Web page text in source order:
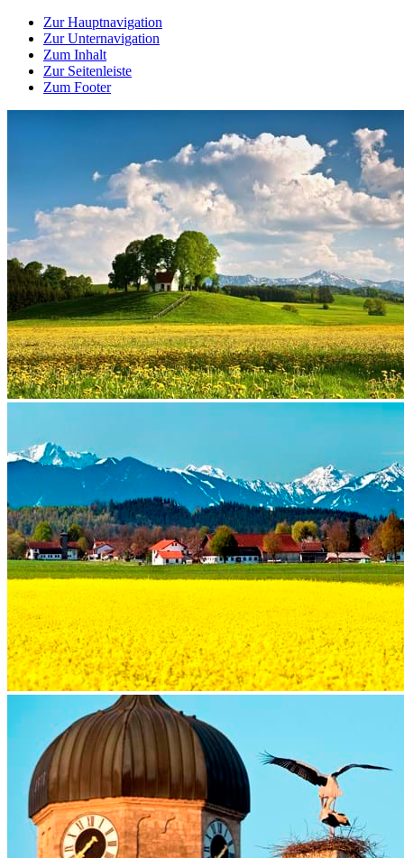
Zur Hauptnavigation
Zur Unternavigation
Zum Inhalt
Zur Seitenleiste
Zum Footer